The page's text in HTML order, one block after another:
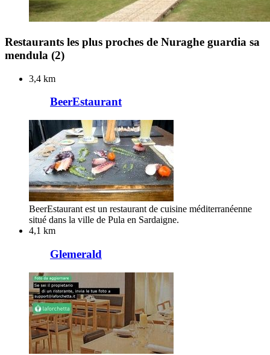
Restaurants les plus proches de Nuraghe guardia sa
mendula (2)
3,4 km
BeerEstaurant
BeerEstaurant est un restaurant de cuisine méditerranéenne
situé dans la ville de Pula en Sardaigne.
4,1 km
Glemerald